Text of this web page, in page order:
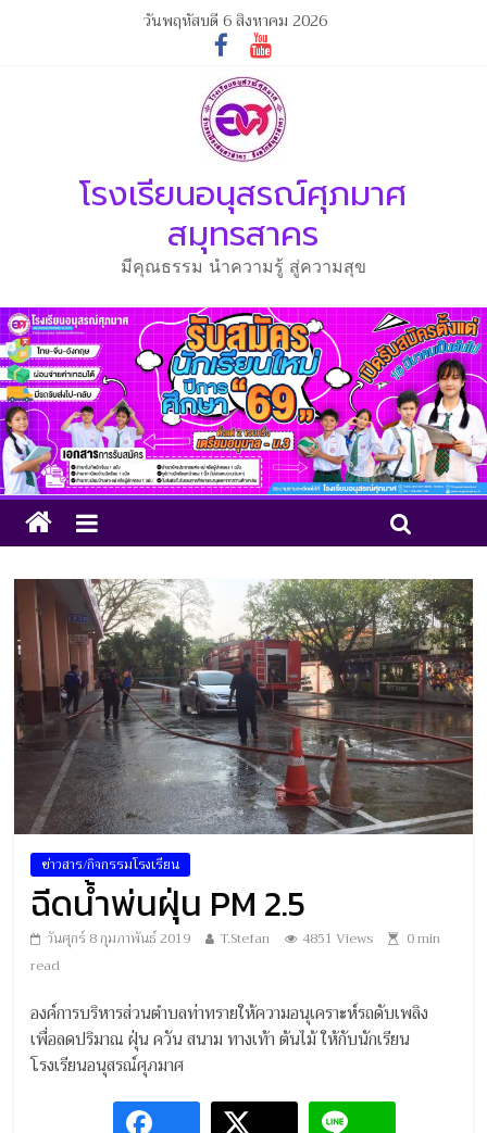
วันพฤหัสบดี 6 สิงหาคม 2026
โรงเรียนอนุสรณ์ศุภมาศ
สมุทรสาคร
มีคุณธรรม นำความรู้ สู่ความสุข
ข่าวสาร/กิจกรรมโรงเรียน
ฉีดน้ำพ่นฝุ่น PM 2.5
วันศุกร์ 8 กุมภาพันธ์ 2019 T.Stefan 4851 Views 0min
read
องค์การบริหารส่วนตำบลท่าทรายให้ความอนุเคราะห์รถดับเพลิง
เพื่อลดปริมาณ ฝุ่น ควัน สนาม ทางเท้า ต้นไม้ ให้กับนักเรียน
โรงเรียนอนุสรณ์ศุภมาศ